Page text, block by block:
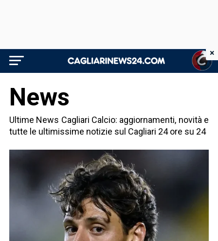
News
Ultime News Cagliari Calcio: aggiornamenti, novità e
tutte le ultimissime notizie sul Cagliari 24 ore su 24
×